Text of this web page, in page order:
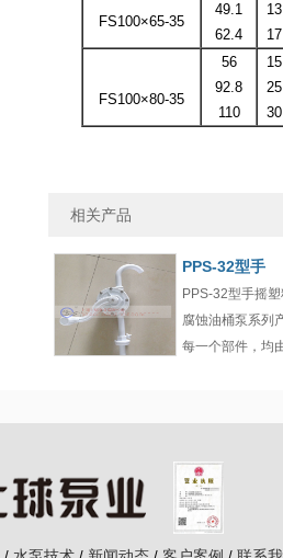
FS100×65-35
49.1
62.4
FS100×80-35
56
92.8
110
相关产品
PPS-32型手
PPS-32型手摇
腐蚀油桶泵系列
每一个部件，均